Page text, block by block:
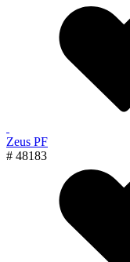
Zeus PF
# 48183